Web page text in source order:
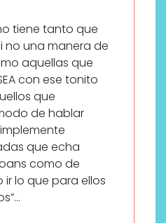
tiene tanto que
no una manera de
aquellas que
con ese tonito
que
de hablar
que echa
como de
lo que para ellos